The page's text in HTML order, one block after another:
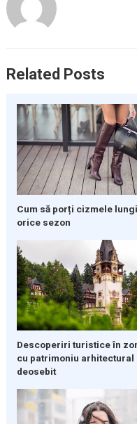
Related Posts
Cum să porți cizmele
orice sezon
Descoperiri turistice în
cu patrimoniu arhitectural
deosebit